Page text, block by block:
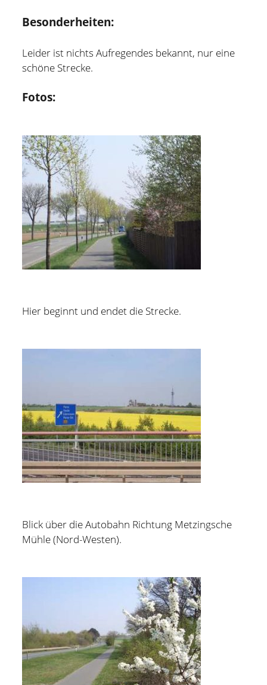
Besonderheiten:
Leider ist nichts Aufregendes bekannt, nur eine
schöne Strecke.
Fotos:
Hier beginnt und endet die Strecke.
Blick über die Autobahn Richtung Metzingsche
Mühle (Nord-Westen).